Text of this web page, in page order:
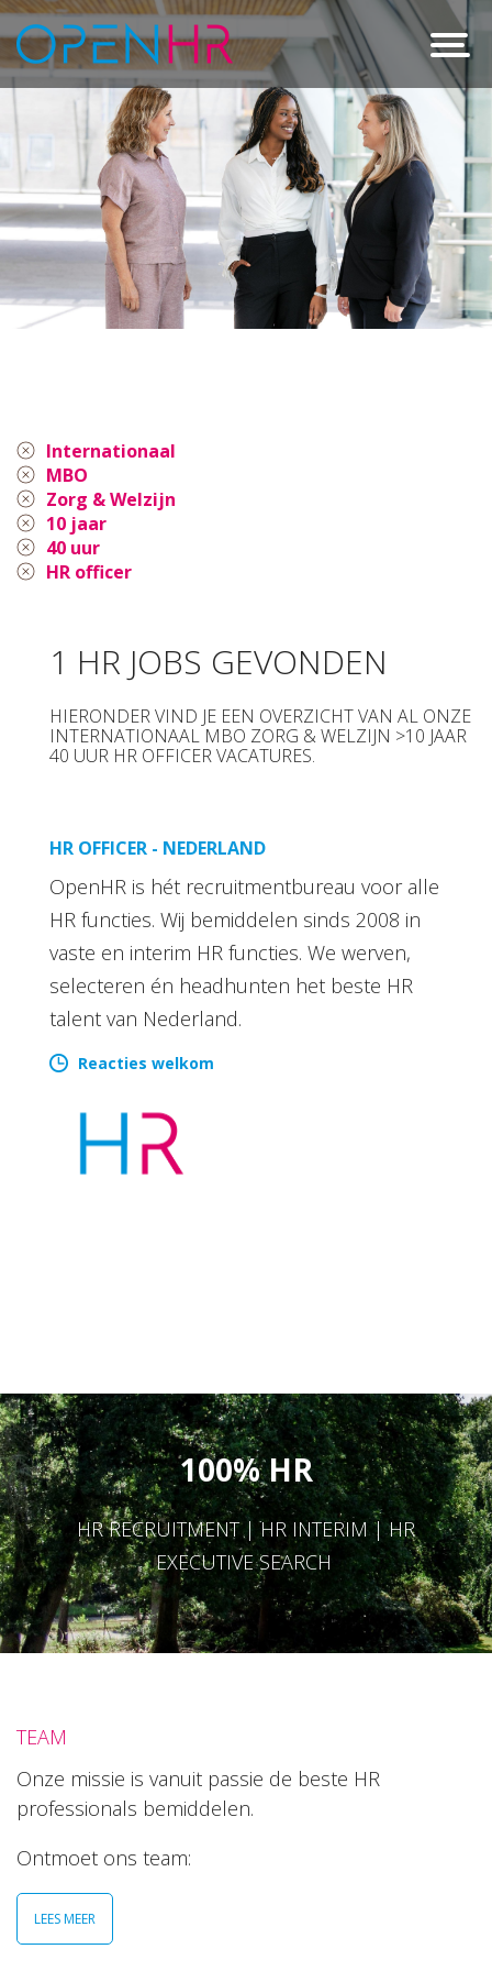
Internationaal
MBO
Zorg & Welzijn
10 jaar
40 uur
HR officer
1 HR JOBS GEVONDEN
HIERONDER VIND JE EEN OVERZICHT VAN AL ONZE
INTERNATIONAAL MBO ZORG & WELZIJN >10 JAAR
40 UUR HR OFFICER VACATURES.
HR OFFICER - NEDERLAND
OpenHR is hét recruitmentbureau voor alle
HR functies. Wij bemiddelen sinds 2008 in
vaste en interim HR functies. We werven,
selecteren én headhunten het beste HR
talent van Nederland.
Reacties welkom
100% HR
HR RECRUITMENT | HR INTERIM | HR
EXECUTIVE SEARCH
TEAM
Onze missie is vanuit passie de beste HR
professionals bemiddelen.
Ontmoet ons team:
LEES MEER